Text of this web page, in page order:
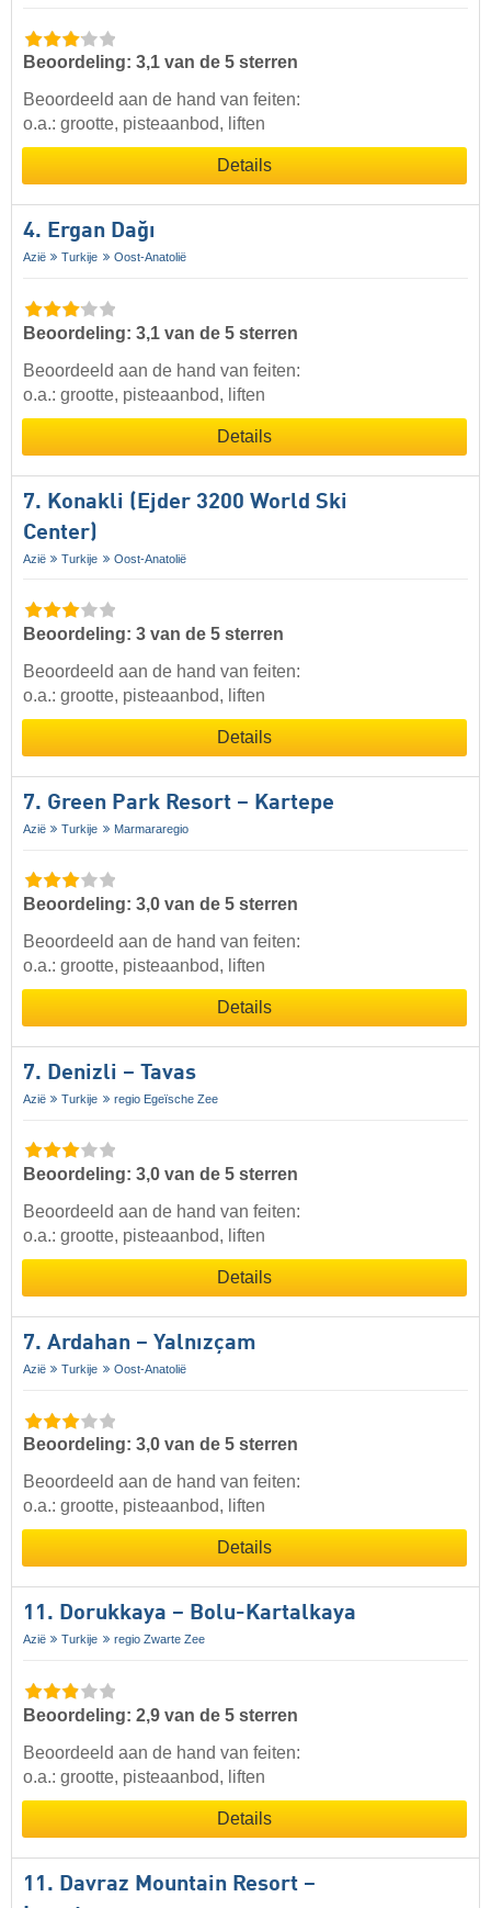
Beoordeling: 3,1 van de 5 sterren
Beoordeeld aan de hand van feiten:
o.a.: grootte, pisteaanbod, liften
Details
4. Ergan Dağı
Azië Turkije Oost-Anatolië
Beoordeling: 3,1 van de 5 sterren
Beoordeeld aan de hand van feiten:
o.a.: grootte, pisteaanbod, liften
Details
7. Konakli (Ejder 3200 World Ski
Center)
Azië Turkije Oost-Anatolië
Beoordeling: 3 van de 5 sterren
Beoordeeld aan de hand van feiten:
o.a.: grootte, pisteaanbod, liften
Details
7. Green Park Resort – Kartepe
Azië Turkije Marmararegio
Beoordeling: 3,0 van de 5 sterren
Beoordeeld aan de hand van feiten:
o.a.: grootte, pisteaanbod, liften
Details
7. Denizli – Tavas
Azië Turkije regio Egeïsche Zee
Beoordeling: 3,0 van de 5 sterren
Beoordeeld aan de hand van feiten:
o.a.: grootte, pisteaanbod, liften
Details
7. Ardahan – Yalnızçam
Azië Turkije Oost-Anatolië
Beoordeling: 3,0 van de 5 sterren
Beoordeeld aan de hand van feiten:
o.a.: grootte, pisteaanbod, liften
Details
11. Dorukkaya – Bolu-Kartalkaya
Azië Turkije regio Zwarte Zee
Beoordeling: 2,9 van de 5 sterren
Beoordeeld aan de hand van feiten:
o.a.: grootte, pisteaanbod, liften
Details
11. Davraz Mountain Resort –